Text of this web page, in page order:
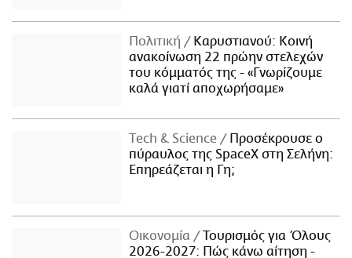
Πολιτική
Καρυστιανού: Κοινή
ανακοίνωση 22 πρώην στελεχών
του κόμματός της - «Γνωρίζουμε
καλά γιατί αποχωρήσαμε»
Τech & Science
Προσέκρουσε ο
πύραυλος της SpaceX στη Σελήνη:
Επηρεάζεται η Γη;
Οικονομία
Τουρισμός για Όλους
2026-2027: Πώς κάνω αίτηση -